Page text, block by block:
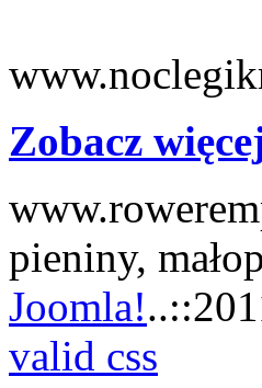
Zobacz
pieniny,
Joomla!
valid css